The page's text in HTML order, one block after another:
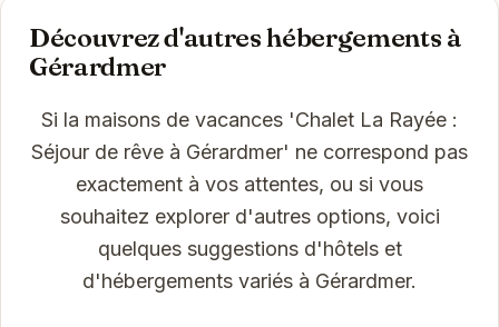
Découvrez d'autres hébergements à
Gérardmer
Si la maisons de vacances 'Chalet La Rayée :
Séjour de rêve à Gérardmer' ne correspond pas
exactement à vos attentes, ou si vous
souhaitez explorer d'autres options, voici
quelques suggestions d'hôtels et
d'hébergements variés à Gérardmer.